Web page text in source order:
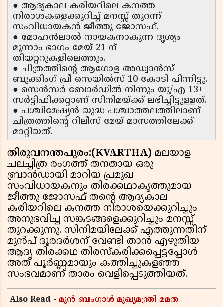
● ആദ്യകാല കരിയറിലെ കനത്ത
നിരാശകളെക്കുറിച്ച് മനസ്സ് തുറന്ന്
സംവിധായകൻ ജീത്തു ജോസഫ്.
● മോഹൻലാൽ നായകനാകുന്ന ദൃശ്യം
മൂന്നാം ഭാഗം മേയ് 21-ന്
തിയറ്ററുകളിലെത്തും.
● ചിത്രത്തിന്റെ ആഗോള അഡ്വാൻസ്
ബുക്കിംഗ് പ്രീ സെയിൽസ് 10 കോടി പിന്നിട്ടു.
● സെൻസർ ബോർഡിൽ നിന്നും യു/എ 13+
സർട്ടിഫിക്കറ്റാണ് സിനിമയ്ക്ക് ലഭിച്ചിട്ടുള്ളത്.
● പശ്ചിമേഷ്യൻ യുദ്ധ പശ്ചാത്തലത്തിലാണ്
ചിത്രത്തിന്റെ റിലീസ് മേയ് മാസത്തിലേക്ക്
മാറ്റിയത്.
തിരുവനന്തപുരം:(KVARTHA) മലയാള
ചലച്ചിത്ര രംഗത്ത് തനതായ ഒരു
ബ്രാൻഡായി മാറിയ പ്രമുഖ
സംവിധായകനും തിരക്കഥാകൃത്തുമായ
ജീത്തു ജോസഫ് തൻ്റെ ആദ്യകാല
കരിയറിലെ കനത്ത നിരാശയെക്കുറിച്ചും
അനുഭവിച്ച സങ്കടങ്ങളെക്കുറിച്ചും മനസ്സ്
തുറക്കുന്നു. സിനിമയിലേക്ക് എത്തുന്നതിന്
മുൻപ് ദൂരദർശന് വേണ്ടി താൻ എഴുതിയ
ആദ്യ തിരക്കഥ തിരസ്കരിക്കപ്പെട്ടപ്പോൾ
അത് പൂർണ്ണമായും കത്തിച്ചുകളഞ്ഞ
സംഭവമാണ് താരം വെളിപ്പെടുത്തിയത്.
Also Read - മുൻ ബംഗാൾ മുഖ്യമന്ത്രി മമത